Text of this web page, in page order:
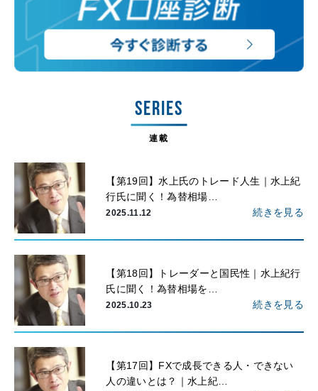
SERIES
連載
【第19回】水上氏のトレード人生｜水上紀
行氏に聞く！為替相場…
2025.11.12 続きを見る
【第18回】トレーダーと国民性｜水上紀行
氏に聞く！為替相場を…
2025.10.23 続きを見る
【第17回】FXで成長できる人・できない
人の違いとは？｜水上紀…